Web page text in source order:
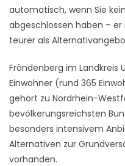
automatisch, wenn Sie
abgeschlossen haben –
teurer als
Fröndenberg im Landkreis
Einwohner (rund 365
gehört zu Nordrhein-
bevölkerungsreichsten
besonders intensivem
Alternativen zur
vorhanden.